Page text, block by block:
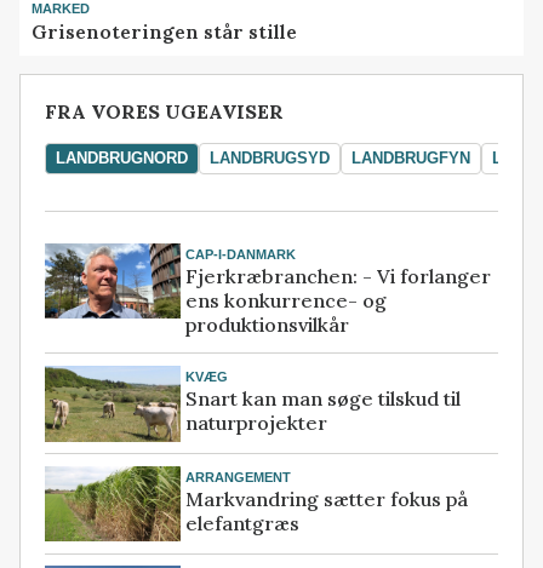
MARKED
Grisenoteringen står stille
FRA VORES UGEAVISER
LANDBRUGNORD LANDBRUGSYD LANDBRUGFYN
CAP-I-DANMARK
Fjerkræbranchen: - Vi forlanger
ens konkurrence- og
produktionsvilkår
KVÆG
Snart kan man søge tilskud til
naturprojekter
ARRANGEMENT
Markvandring sætter fokus på
elefantgræs